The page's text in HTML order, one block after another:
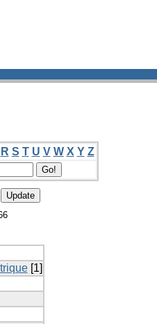
R S T U V W X Y Z
[1]